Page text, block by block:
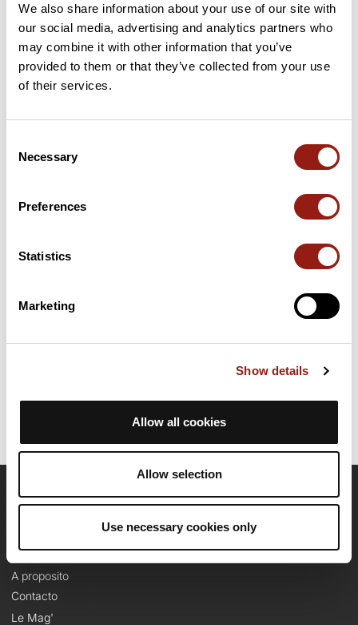
We also share information about your use of our site with
our social media, advertising and analytics partners who
may combine it with other information that you’ve
provided to them or that they’ve collected from your use
of their services.
Selection
Necessary
Preferences
Statistics
Marketing
Show details
Allow all cookies
Allow selection
Use necessary cookies only
49 km Col du Vent 703 m
69 km Col des Lavagnes 559 m
Descubre este recorrido de bicicleta de 118,5 km cerca de Le
Calcula unas 5 horas y 58 minutos para completar esta ruta.
Última actualización de la ficha de ruta: 5 de marzo de 2025 7:55:36.
OpenRunner
A proposito
Contacto
Le Mag'